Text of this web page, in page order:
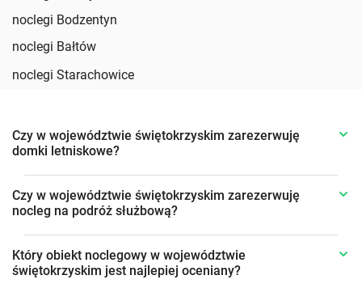
noclegi Bodzentyn
noclegi Bałtów
noclegi Starachowice
Czy w województwie świętokrzyskim zarezerwuję
domki letniskowe?
Czy w województwie świętokrzyskim zarezerwuję
nocleg na podróż służbową?
Który obiekt noclegowy w województwie
świętokrzyskim jest najlepiej oceniany?